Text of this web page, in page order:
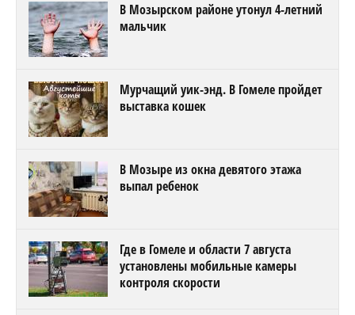
В Мозырском районе утонул 4-летний
мальчик
Мурчащий уик-энд. В Гомеле пройдет
выставка кошек
В Мозыре из окна девятого этажа
выпал ребенок
Где в Гомеле и области 7 августа
установлены мобильные камеры
контроля скорости